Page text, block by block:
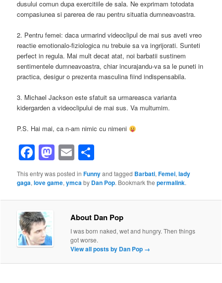
dusului comun dupa exercitiile de sala. Ne exprimam totodata
compasiunea si parerea de rau pentru situatia dumneavoastra.
2. Pentru femei: daca urmarind videoclipul de mai sus aveti vreo
reactie emotionalo-fiziologica nu trebuie sa va ingrijorati. Sunteti
perfect in regula. Mai mult decat atat, noi barbatii sustinem
sentimentele dumneavoastra, chiar incurajandu-va sa le puneti in
practica, desigur o prezenta masculina fiind indispensabila.
3. Michael Jackson este sfatuit sa urmareasca varianta
kidergarden a videoclipului de mai sus. Va multumim.
P.S. Hai mai, ca n-am nimic cu nimeni
Facebook
Mastodon
Email
This entry was posted inFunnyand tagged Barbati,Femei,lady
gaga,love game,ymcaby Dan Pop. Bookmark thepermalink.
About Dan Pop
I was born naked, wet and hungry. Then things
got worse.
View all posts by Dan Pop →